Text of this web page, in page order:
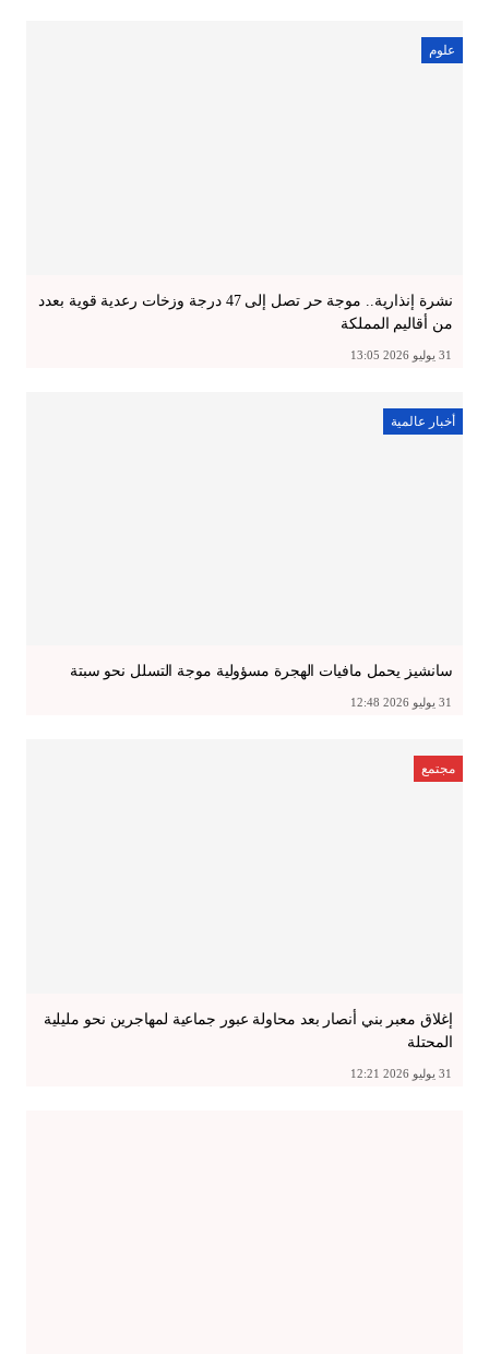
علوم
نشرة إنذارية.. موجة حر تصل إلى 47 درجة وزخات رعدية قوية بعدد
من أقاليم المملكة
31 يوليو 2026 13:05
أخبار عالمية
سانشيز يحمل مافيات الهجرة مسؤولية موجة التسلل نحو سبتة
31 يوليو 2026 12:48
مجتمع
إغلاق معبر بني أنصار بعد محاولة عبور جماعية لمهاجرين نحو مليلية
المحتلة
31 يوليو 2026 12:21